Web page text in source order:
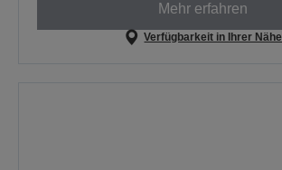
Mehr erfahren
Verfügbarkeit in Ihrer Nähe